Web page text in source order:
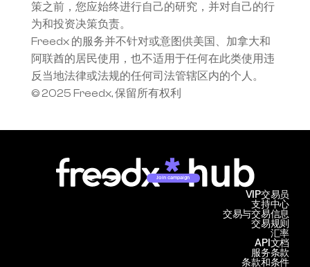
策之前，您应始终进行自己的研究，并对自己的行
为和投资决策负责。
Freedx 的服务并不针对或意图供美国、加拿大和
阿联酋的居民使用，也不适用于任何在此类使用违
反当地法律或法规的任何司法管辖区内的个人。
© 2025 Freedx, 保留所有权利
Join campaign
支持中心
交易与交易信息
VIP交易员
交易规则
汇率
API文档
服务条款
条款和条件